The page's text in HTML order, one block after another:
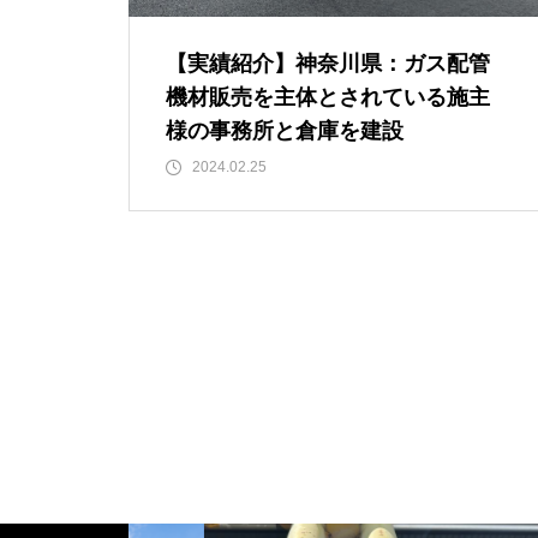
【実績紹介】神奈川県：ガス配管
機材販売を主体とされている施主
様の事務所と倉庫を建設
2024.02.25